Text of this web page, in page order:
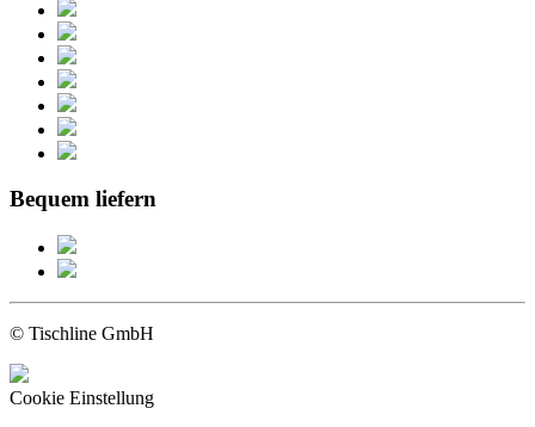
Bequem liefern
© Tischline GmbH
Cookie Einstellung